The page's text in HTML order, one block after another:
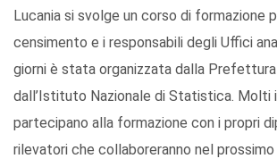
Lucania si svolge un corso di formazione
censimento e i responsabili degli Uffici
giorni è stata organizzata dalla
dall’Istituto Nazionale di Statistica. Molti
partecipano alla formazione con i propri
rilevatori che collaboreranno nel